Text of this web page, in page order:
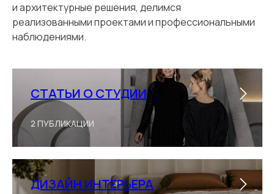
и архитектурные решения, делимся
реализованными проектами и профессиональными
наблюдениями.
СТАТЬИ О СТУДИИ
2 ПУБЛИКАЦИИ
ДИЗАЙН ИНТЕРЬЕРА